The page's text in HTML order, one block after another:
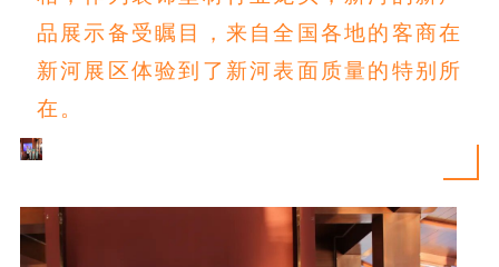
品展示备受瞩目，来自全国各地的客商在
新河展区体验到了新河表面质量的特别所
在。